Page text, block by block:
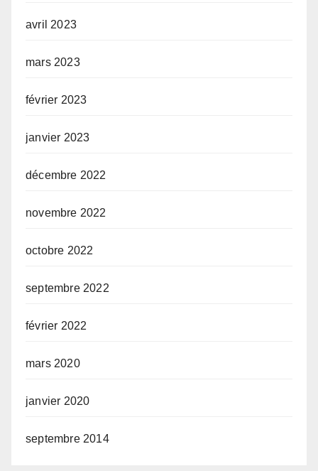
avril 2023
mars 2023
février 2023
janvier 2023
décembre 2022
novembre 2022
octobre 2022
septembre 2022
février 2022
mars 2020
janvier 2020
septembre 2014